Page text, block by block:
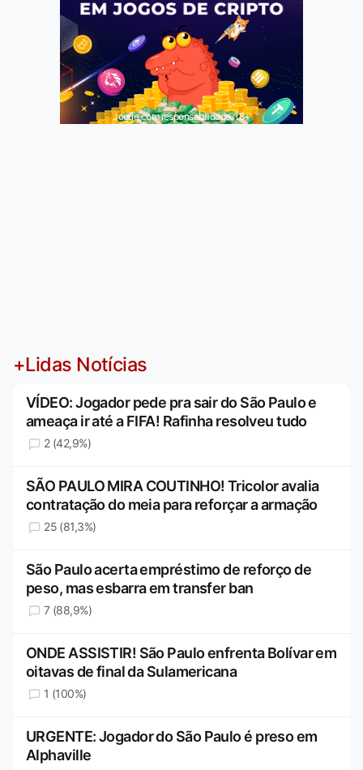
Jogue com responsabilidade. 18+
+Lidas Notícias
VÍDEO: Jogador pede pra sair do São Paulo e
ameaça ir até a FIFA! Rafinha resolveu tudo
2 (42,9%)
SÃO PAULO MIRA COUTINHO! Tricolor avalia
contratação do meia para reforçar a armação
25 (81,3%)
São Paulo acerta empréstimo de reforço de
peso, mas esbarra em transfer ban
7 (88,9%)
ONDE ASSISTIR! São Paulo enfrenta Bolívar em
oitavas de final da Sulamericana
1 (100%)
URGENTE: Jogador do São Paulo é preso em
Alphaville